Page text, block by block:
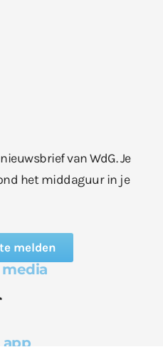
van WdG. Je
het middaguur in je
melden
media